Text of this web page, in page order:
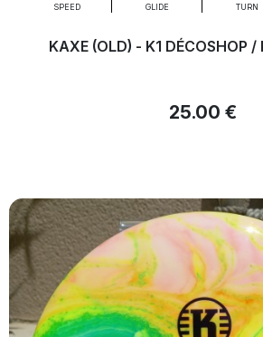
SPEED GLIDE TURN
KAXE (OLD) - K1 DÉCOSHOP
25.00 €